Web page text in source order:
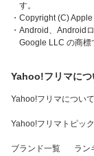
す。
・Copyright (C)
・Android、Android
Google LLC の商標
Yahoo!フリマにつ
Yahoo!フリマについて
Yahoo!フリマトピッ
ブランド一覧 ラン